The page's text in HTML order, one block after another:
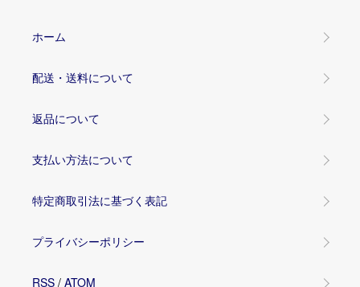
ホーム
配送・送料について
返品について
支払い方法について
特定商取引法に基づく表記
プライバシーポリシー
RSS / ATOM